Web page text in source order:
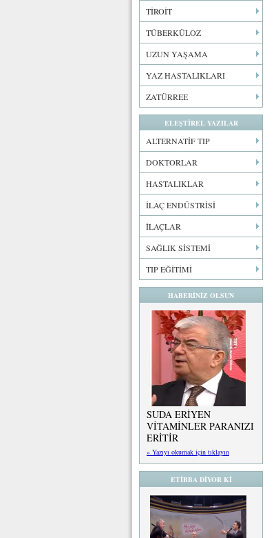
TİROİT
TÜBERKÜLOZ
UZUN YAŞAMA
YAZ HASTALIKLARI
ZATÜRREE
ELEŞTİREL YAZILAR
ALTERNATİF TIP
DOKTORLAR
HASTALIKLAR
İLAÇ ENDÜSTRİSİ
İLAÇLAR
SAĞLIK SİSTEMİ
TIP EĞİTİMİ
HABERİNİZ OLSUN
SUDA ERİYEN
VİTAMİNLER PARANIZI
ERİTİR
» Yazıyı okumak için tıklayın
ETİBBA DİYOR Kİ